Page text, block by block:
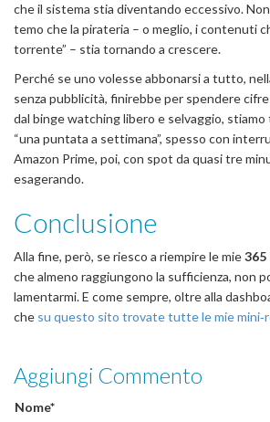
che il sistema stia diventando eccessivo.
temo che la pirateria – o meglio, i contenuti
torrente” – stia tornando a crescere.
Perché se uno volesse abbonarsi a tutto,
senza pubblicità, finirebbe per spendere
dal binge watching libero e selvaggio, stiamo
“una puntata a settimana”, spesso con
Amazon Prime, poi, con spot da quasi tre
esagerando.
Conclusione
Alla fine, però, se riesco a riempire le mie365
che almeno raggiungono la sufficienza, non
lamentarmi. E come sempre, oltre alla
che su questo sito trovate tutte le mie
Aggiungi Commento
Nome*